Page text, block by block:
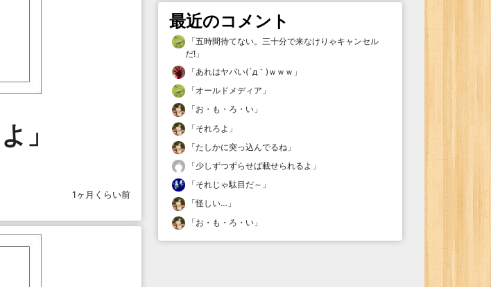
」
1ヶ月くらい前
最近のコメント
「五時間待てない。三十分で来なけりゃキャンセル
だ! 」
「あれはヤバい(´д｀)ｗｗｗ 」
「オールドメディア 」
「お・も・ろ・い 」
「それろよ 」
「たしかに突っ込んでるね 」
「少しずつずらせば載せられるよ 」
「それじゃ駄目だ～ 」
「怪しい… 」
「お・も・ろ・い 」